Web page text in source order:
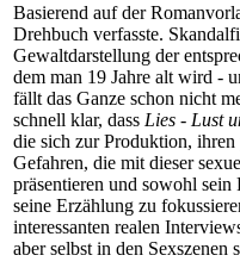
Basierend auf der
Drehbuch verfasste.
Gewaltdarstellung der
dem man 19 Jahre alt wird -
fällt das Ganze schon nicht
schnell klar, dass Lies - Lust
die sich zur Produktion,
Gefahren, die mit dieser
präsentieren und sowohl
seine Erzählung zu
interessanten realen
aber selbst in den